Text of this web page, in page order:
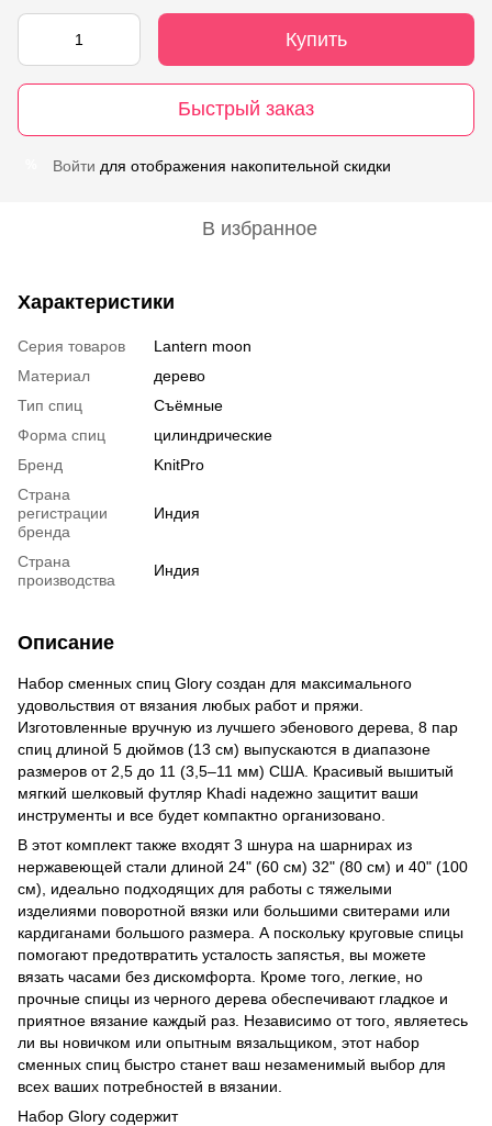
Купить
Быстрый заказ
Войти для отображения накопительной скидки
В избранное
Характеристики
Серия товаров
Lantern moon
Материал
дерево
Тип спиц
Съёмные
Форма спиц
цилиндрические
Бренд
KnitPro
Страна
регистрации
бренда
Индия
Страна
производства
Индия
Описание
Набор сменных спиц Glory создан для максимального
удовольствия от вязания любых работ и пряжи.
Изготовленные вручную из лучшего эбенового дерева, 8 пар
спиц длиной 5 дюймов (13 см) выпускаются в диапазоне
размеров от 2,5 до 11 (3,5–11 мм) США. Красивый вышитый
мягкий шелковый футляр Khadi надежно защитит ваши
инструменты и все будет компактно организовано.
В этот комплект также входят 3 шнура на шарнирах из
нержавеющей стали длиной 24" (60 см) 32" (80 см) и 40" (100
см), идеально подходящих для работы с тяжелыми
изделиями поворотной вязки или большими свитерами или
кардиганами большого размера. А поскольку круговые спицы
помогают предотвратить усталость запястья, вы можете
вязать часами без дискомфорта. Кроме того, легкие, но
прочные спицы из черного дерева обеспечивают гладкое и
приятное вязание каждый раз. Независимо от того, являетесь
ли вы новичком или опытным вязальщиком, этот набор
сменных спиц быстро станет ваш незаменимый выбор для
всех ваших потребностей в вязании.
Набор Glory содержит